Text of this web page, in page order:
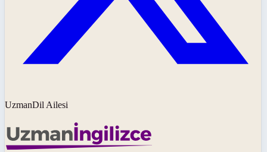
UzmanDil Ailesi